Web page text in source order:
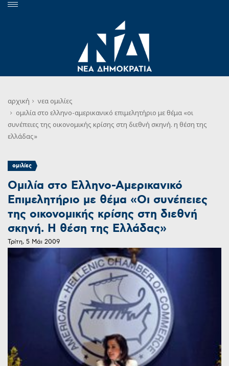
αρχική νεα ομιλίες
ομιλία στο ελληνο-αμερικανικό επιμελητήριο με θέμα «οι
συνέπειες της οικονομικής κρίσης στη διεθνή σκηνή. η θέση της
ελλάδας»
ομιλίες
Ομιλία στο Ελληνο-Αμερικανικό
Επιμελητήριο με θέμα «Οι συνέπειες
της οικονομικής κρίσης στη διεθνή
σκηνή. Η θέση της Ελλάδας»
Τρίτη, 5 Μάι 2009